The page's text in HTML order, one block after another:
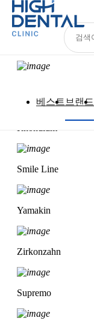
베스트 브랜드
브랜드
ALL
Smile Line
Yamakin
Zirkonzahn
Supremo